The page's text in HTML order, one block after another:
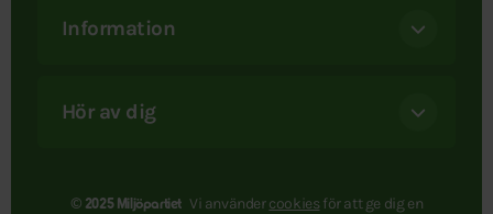
Information
Hör av dig
© 2025 Miljöpartiet Vi användercookies för att ge dig en